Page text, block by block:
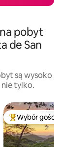
pobyt
de San
są wysoko
tylko.
Wybór gości